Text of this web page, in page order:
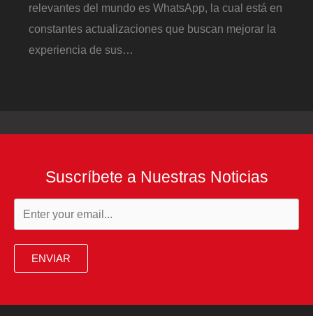
relevantes del mundo es WhatsApp, la cual está en
constantes actualizaciones que buscan mejorar la
experiencia de sus…
Suscríbete a Nuestras Noticias
ENVIAR